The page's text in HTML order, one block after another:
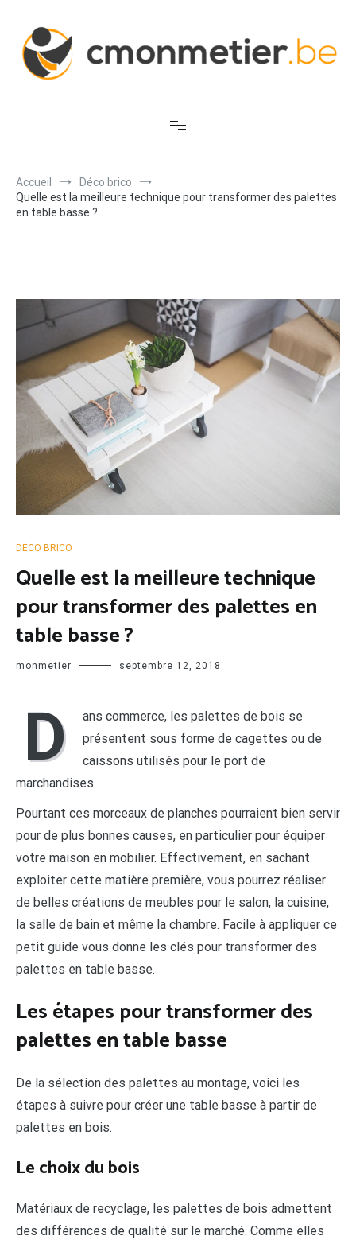
contenu
Accueil
Déco brico
Quelle est la meilleure technique pour transformer des palettes
en table basse ?
DÉCO BRICO
Quelle est la meilleure technique
pour transformer des palettes en
table basse ?
monmetier septembre 12, 2018
D
ans commerce, les palettes de bois se
présentent sous forme de cagettes ou de
caissons utilisés pour le port de
marchandises.
Pourtant ces morceaux de planches pourraient bien servir
pour de plus bonnes causes, en particulier pour équiper
votre maison en mobilier. Effectivement, en sachant
exploiter cette matière première, vous pourrez réaliser
de belles créations de meubles pour le salon, la cuisine,
la salle de bain et même la chambre. Facile à appliquer ce
petit guide vous donne les clés pour transformer des
palettes en table basse.
Les étapes pour transformer des
palettes en table basse
De la sélection des palettes au montage, voici les
étapes à suivre pour créer une table basse à partir de
palettes en bois.
Le choix du bois
Matériaux de recyclage, les palettes de bois admettent
des différences de qualité sur le marché. Comme elles